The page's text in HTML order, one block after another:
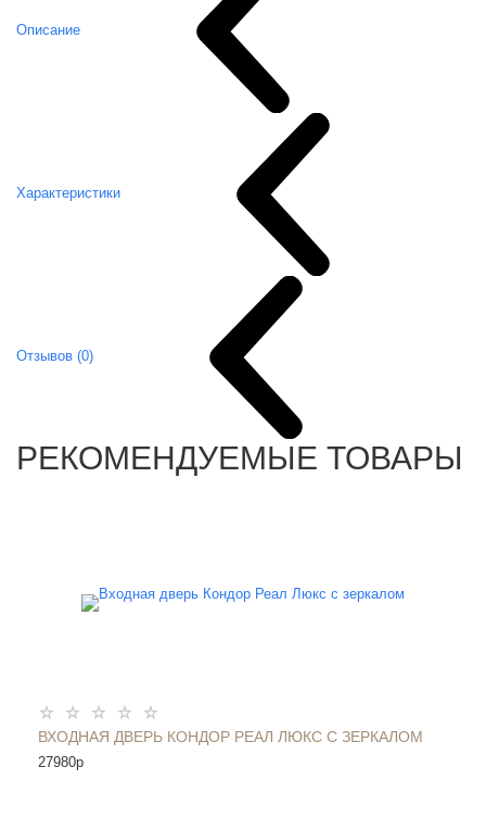
Описание
Характеристики
Отзывов (0)
РЕКОМЕНДУЕМЫЕ ТОВАРЫ
ВХОДНАЯ ДВЕРЬ КОНДОР РЕАЛ ЛЮКС С ЗЕРКАЛОМ
27980p